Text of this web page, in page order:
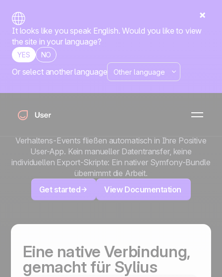
It looks like you speak English. Would you like to view
the site in your language?
YES NO
Or select another language
x
Sylius
Verbinden Sie Ihren Sylius-Shop über das Open-
Source-Plugin SyliusUserCom von BitBag mit Positive
Verhaltens-Events fließen automatisch in Ihre Positive
User-App. Kein manueller Datentransfer, keine
individuellen Export-Skripte: Ein nativer Symfony-Bundle
übernimmt die Arbeit.
Get started
View Documentation
Eine native Verbindung,
gemacht für Sylius